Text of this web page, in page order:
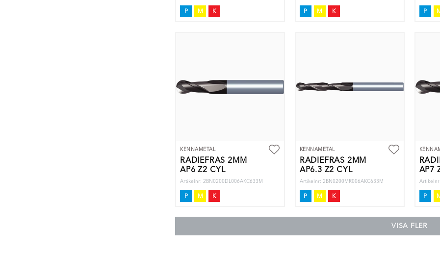
P M K P M K P
KENNAMETAL
RADIEFRÄS 2MM
AP6 Z2 CYL
Artikelnr: 2BN0200DL006AKC633M
P M K
KENNAMETAL
RADIEFRÄS 2MM
AP6.3 Z2 CYL
Artikelnr: 2BN0200MR006AKC633M
P M K
AP7
P
VISA FLER